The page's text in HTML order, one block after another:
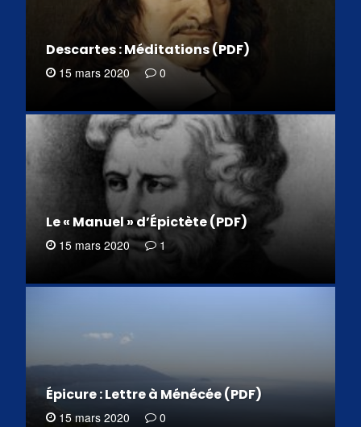
Descartes : Méditations (PDF)
15 mars 2020 0
Le « Manuel » d’Épictète (PDF)
15 mars 2020 1
Épicure : Lettre à Ménécée (PDF)
15 mars 2020 0